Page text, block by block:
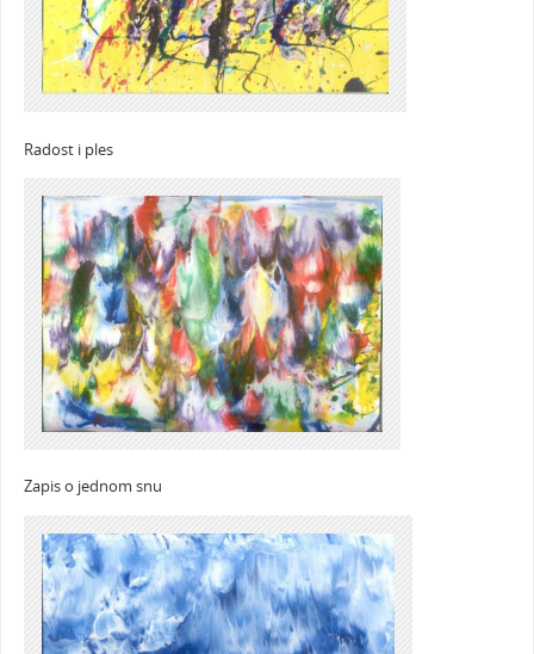
Radost i ples
Zapis o jednom snu